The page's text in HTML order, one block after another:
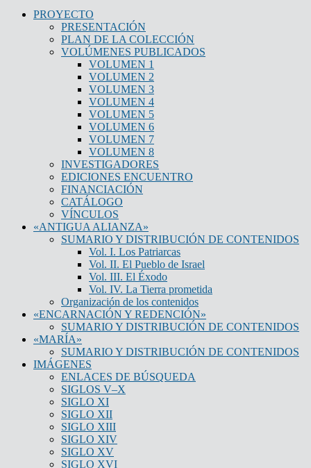
PROYECTO
PRESENTACIÓN
PLAN DE LA COLECCIÓN
VOLÚMENES PUBLICADOS
VOLUMEN 1
VOLUMEN 2
VOLUMEN 3
VOLUMEN 4
VOLUMEN 5
VOLUMEN 6
VOLUMEN 7
VOLUMEN 8
INVESTIGADORES
EDICIONES ENCUENTRO
FINANCIACIÓN
CATÁLOGO
VÍNCULOS
«ANTIGUA ALIANZA»
SUMARIO Y DISTRIBUCIÓN DE CONTENIDOS
Vol. I. Los Patriarcas
Vol. II. El Pueblo de Israel
Vol. III. El Éxodo
Vol. IV. La Tierra prometida
Organización de los contenidos
«ENCARNACIÓN Y REDENCIÓN»
SUMARIO Y DISTRIBUCIÓN DE CONTENIDOS
«MARÍA»
SUMARIO Y DISTRIBUCIÓN DE CONTENIDOS
IMÁGENES
ENLACES DE BÚSQUEDA
SIGLOS V–X
SIGLO XI
SIGLO XII
SIGLO XIII
SIGLO XIV
SIGLO XV
SIGLO XVI